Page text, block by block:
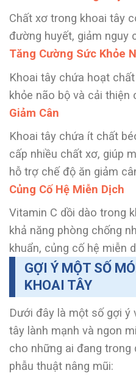
Chất xơ trong khoai tây
đường huyết, giảm nguy
Tăng Cường Sức Khỏe
Khoai tây chứa hoạt
khỏe não bộ và cải thiện
Giảm Cân
Khoai tây chứa ít chất
cấp nhiều chất xơ, giúp
hỗ trợ chế độ ăn giảm
Củng Cố Hệ Miễn Dịch
Vitamin C dồi dào trong
khả năng phòng chống
khuẩn, củng cố hệ miễn
GỢI Ý MỘT SỐ
KHOAI TÂY
Dưới đây là một số gợi ý
tây lành mạnh và ngon
cho những ai đang trong
phẫu thuật nâng mũi: